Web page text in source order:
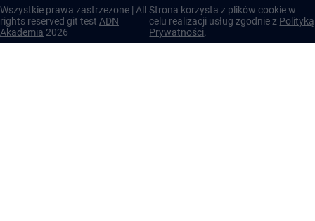
Wszystkie prawa zastrzezone | All
rights reserved git test ADN
Akademia 2026
Strona korzysta z plików cookie w
celu realizacji usług zgodnie z Polityką
Prywatności.